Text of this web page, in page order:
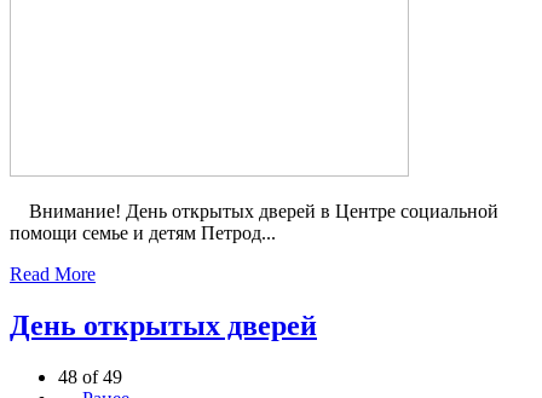
Внимание! День открытых дверей в Центре социальной
помощи семье и детям Петрод...
Read More
День открытых дверей
48 of 49